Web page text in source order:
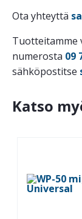
Ota yhteyttä
Tuotteitamme
numerosta 09
sähköpostitse
Katso